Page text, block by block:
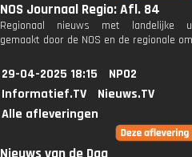
NOS Journaal Regio: Afl. 84
Regionaal nieuws met landelijke
gemaakt door de NOS en de regionale
29-04-2025 18:15
NPO2
Informatief.TV
Nieuws.TV
Alle afleveringen